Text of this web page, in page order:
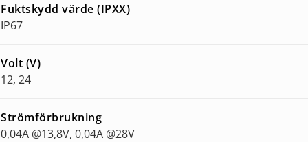
Fuktskydd värde (IPXX)
IP67
Volt (V)
12, 24
Strömförbrukning
0,04A @13,8V, 0,04A @28V